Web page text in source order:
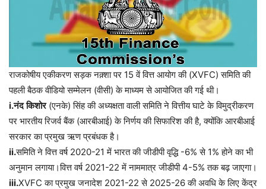
राजकोषीय एकीकरण सड़क नक़्शा पर 15 वें वित्त आयोग की (XVFC) समिति की
पहली बैठक वीडियो सम्मेलन (वीसी) के माध्यम से आयोजित की गई थी।
i.नंद किशोर (एनके)सिंह की अध्यक्षता वाली समिति ने वित्तीय घाटे के विमुद्रीकरण
पर भारतीय रिजर्व बैंक(आरबीआई)के निर्णय की सिफारिश की है,क्योंकि आरबीआई
सरकार का प्रमुख ऋण प्रबंधक है।
ii.समिति ने वित्त वर्ष2020-21में भारत की जीडीपी वृद्धि-6%से1%होने का भी
अनुमान लगाया।वित्त वर्ष2021-22में नाममात्र जीडीपी4-5%तक बढ़ जाएगा।
iii.XVFCका प्रमुख जनादेश 2021-22से2025-26की अवधि के लिए केंद्र